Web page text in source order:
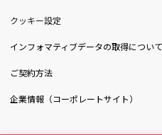
クッキー設定
インフォマティブデータの取得について
ご契約方法
企業情報（コーポレートサイト）